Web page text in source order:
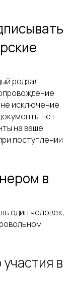
родзал
исключение.
нет
на ваше
поступлении
в
один человек,
в